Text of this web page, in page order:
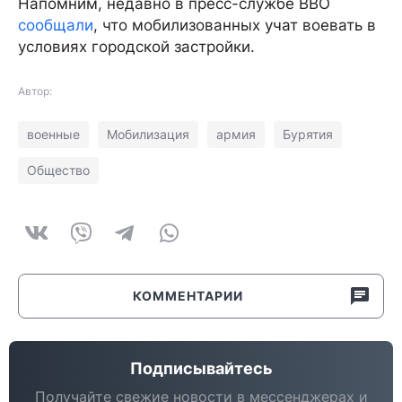
Напомним, недавно в пресс-службе ВВО
сообщали, что мобилизованных учат воевать в
условиях городской застройки.
Автор:
военные Мобилизация армия Бурятия
Общество
КОММЕНТАРИИ
Подписывайтесь
Получайте свежие новости в мессенджерах и